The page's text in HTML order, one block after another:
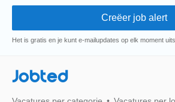
Het is gratis en je kunt e-mailupdates op elk moment
Jobted